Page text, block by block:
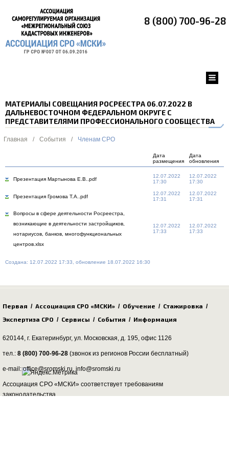
8 (800) 700-96-28
МАТЕРИАЛЫ СОВЕЩАНИЯ РОСРЕЕСТРА 06.07.2022 В
ДАЛЬНЕВОСТОЧНОМ ФЕДЕРАЛЬНОМ ОКРУГЕ С
ПРЕДСТАВИТЕЛЯМИ ПРОФЕССИОНАЛЬНОГО СООБЩЕСТВА
Главная / События / Членам СРО
Дата
размещения
Дата
обновления
Презентация Мартынова Е.В..pdf
12.07.2022
17:30
12.07.2022
17:30
Презентация Громова Т.А..pdf
12.07.2022
17:31
12.07.2022
17:31
Вопросы в сфере деятельности Росреестра,
возникающие в деятельности застройщиков,
нотариусов, банков, многофункциональных
центров.xlsx
12.07.2022
17:33
12.07.2022
17:33
Создана: 12.07.2022 17:33, обновление 18.07.2022 16:30
Первая / Ассоциация СРО «МСКИ» / Обучение / Стажировка /
Экспертиза СРО / Сервисы / События / Информация
620144, г. Екатеринбург, ул. Московская, д. 195, офис 1126
тел.: 8 (800) 700-96-28 (звонок из регионов России бесплатный)
e-mail: office@sromski.ru, info@sromski.ru
Ассоциация СРО «МСКИ» соответствует требованиям
законодательства